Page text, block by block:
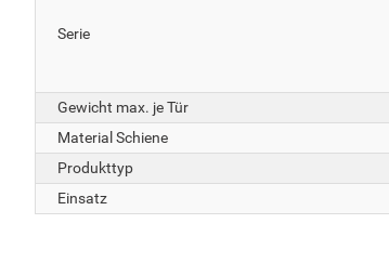
Serie
Gewicht max. je Tür
Material Schiene
Produkttyp
Einsatz